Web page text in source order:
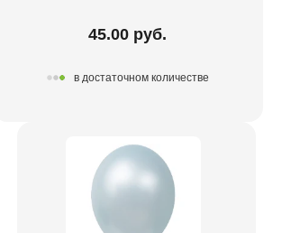
45.00 руб.
в достаточном количестве